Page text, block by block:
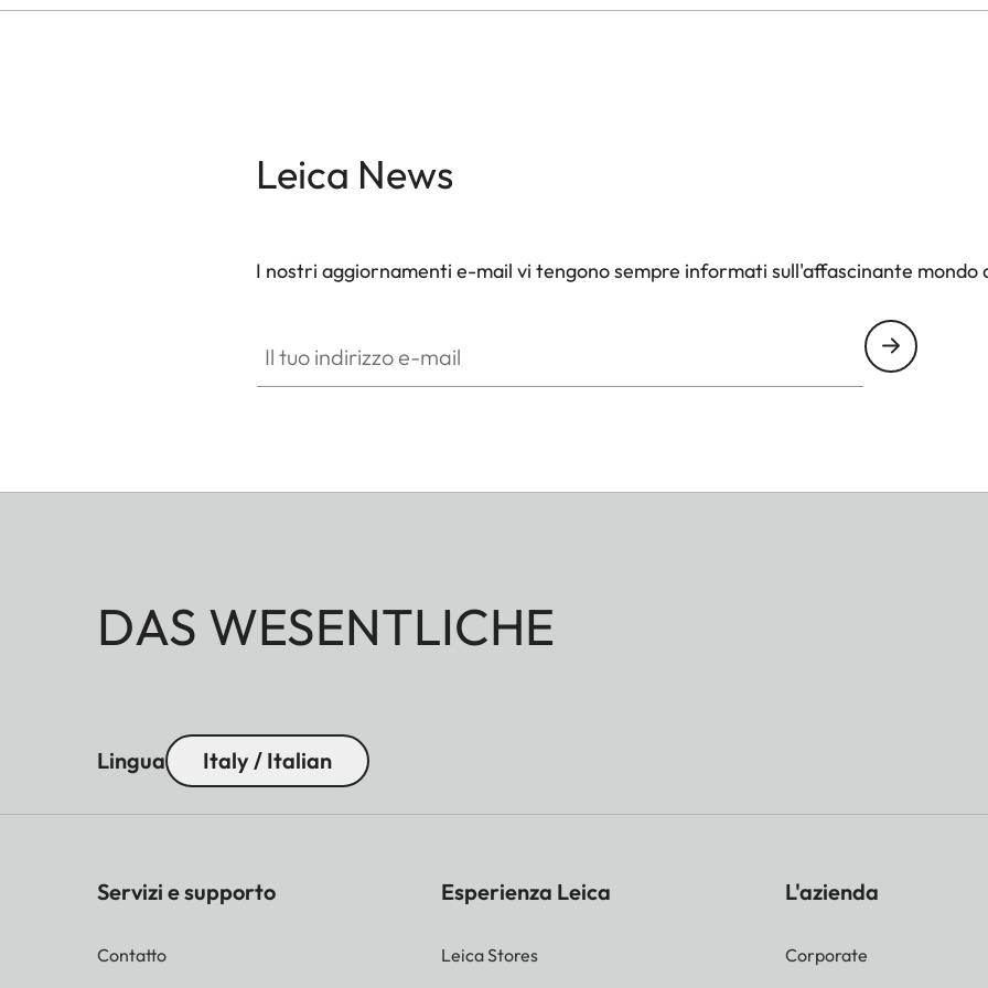
Leica News
I nostri aggiornamenti e-mail vi tengono sempre informati sull'affascinante mondo
DAS WESENTLICHE
Lingua Italy / Italian
Servizi e supporto
Contatto
Esperienza Leica
Leica Stores
L'azienda
Corporate